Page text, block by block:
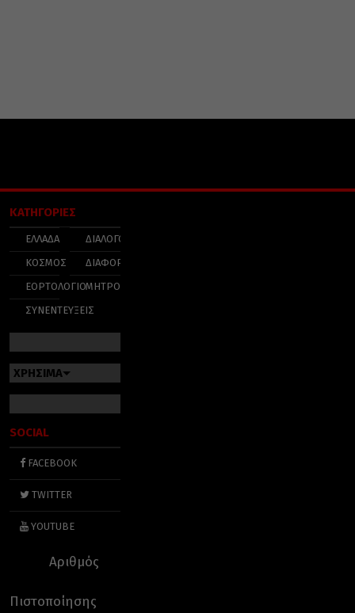
ΚΑΤΗΓΟΡΙΕΣ
ΕΛΛΑΔΑ
ΚΟΣΜΟΣ
ΕΟΡΤΟΛΟΓΙΟ
ΣΥΝΕΝΤΕΥΞΕΙΣ
ΔΙΑΛΟΓΟΣ
ΔΙΑΦΟΡΑ
ΜΗΤΡΟΠΟΛΕΙΣ
ΧΡΗΣΙΜΑ
SOCIAL
FACEBOOK
TWITTER
YOUTUBE
Αριθμός
Πιστοποίησης